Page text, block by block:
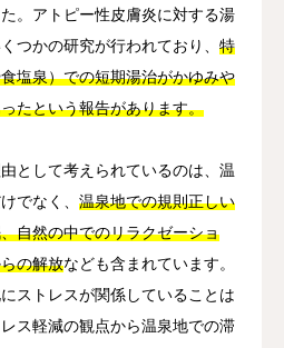
。アトピー性皮膚炎に対する湯
つかの研究が行われており、 特
塩泉）での短期湯治がかゆみや
たという報告があります。
として考えられているのは、温
でなく、 温泉地での規則正しい
自然の中でのリラクゼーショ
の解放なども含まれています。
ストレスが関係していることは
ス軽減の観点から温泉地での滞